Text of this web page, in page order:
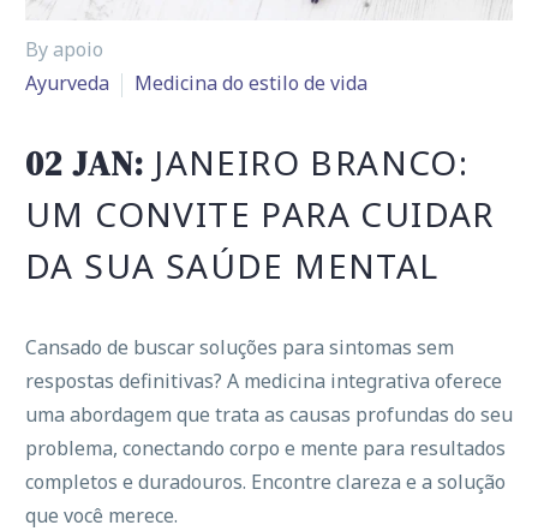
By apoio
Ayurveda
Medicina do estilo de vida
02 JAN: JANEIRO BRANCO:
UM CONVITE PARA CUIDAR
DA SUA SAÚDE MENTAL
Cansado de buscar soluções para sintomas sem
respostas definitivas? A medicina integrativa oferece
uma abordagem que trata as causas profundas do seu
problema, conectando corpo e mente para resultados
completos e duradouros. Encontre clareza e a solução
que você merece.